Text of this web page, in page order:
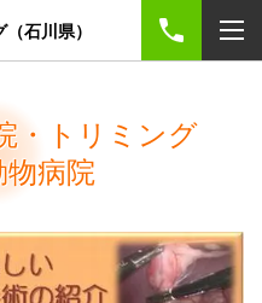
石川県）
・トリミング
病院